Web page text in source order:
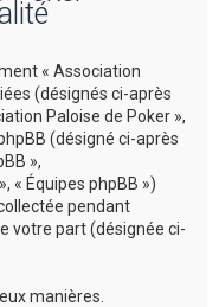
« Association
(désignés ci-après
Paloise de Poker »,
(désigné ci-après
»,
« Équipes phpBB »)
pendant
votre part (désignée ci-
manières.